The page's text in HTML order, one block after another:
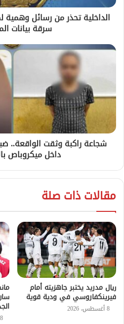
الداخلية تحذر من رسائل
سرقة بيانات
شجاعة راكبة وثقت الواقعة..
داخل ميكروباص
مقالات ذات صلة
ريال مدريد يختبر جاهزيته أمام
فيرينكفاروسي في ودية قوية
8 أغسطس، 2026
8 أغسطس، 2026